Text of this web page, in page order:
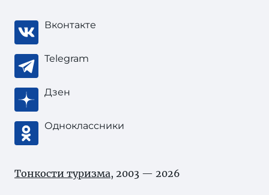
Вконтакте
Telegram
Дзен
Одноклассники
Тонкости туризма, 2003 — 2026